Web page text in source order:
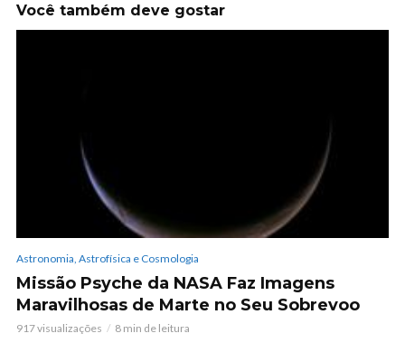
Você também deve gostar
Astronomia, Astrofísica e Cosmologia
Missão Psyche da NASA Faz Imagens
Maravilhosas de Marte no Seu Sobrevoo
917 visualizações 8 min de leitura